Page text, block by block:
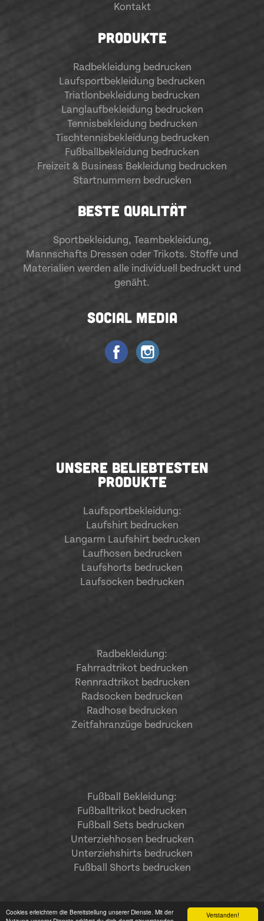
Verstanden!
Cookies erleichtern die Bereitstellung unserer Dienste. Mit der
Kontakt
PRODUKTE
Radbekleidung bedrucken
Laufsportbekleidung bedrucken
Triatlonbekleidung bedrucken
Langlaufbekleidung bedrucken
Tennisbekleidung bedrucken
Tischtennisbekleidung bedrucken
Fußballbekleidung bedrucken
Freizeit & Business Bekleidung bedrucken
Startnummern bedrucken
BESTE QUALITÄT
Sportbekleidung, Teambekleidung,
Mannschafts Dressen oder Trikots. Stoffe und
Materialien werden alle individuell bedruckt und
genäht.
SOCIAL MEDIA
UNSERE BELIEBTESTEN
PRODUKTE
Laufsportbekleidung:
Laufshirt bedrucken
Langarm Laufshirt bedrucken
Laufhosen bedrucken
Laufshorts bedrucken
Laufsocken bedrucken
Radbekleidung:
Fahrradtrikot bedrucken
Rennradtrikot bedrucken
Radsocken bedrucken
Radhose bedrucken
Zeitfahranzüge bedrucken
Fußball Bekleidung:
Fußballtrikot bedrucken
Fußball Sets bedrucken
Unterziehhosen bedrucken
Unterziehshirts bedrucken
Fußball Shorts bedrucken